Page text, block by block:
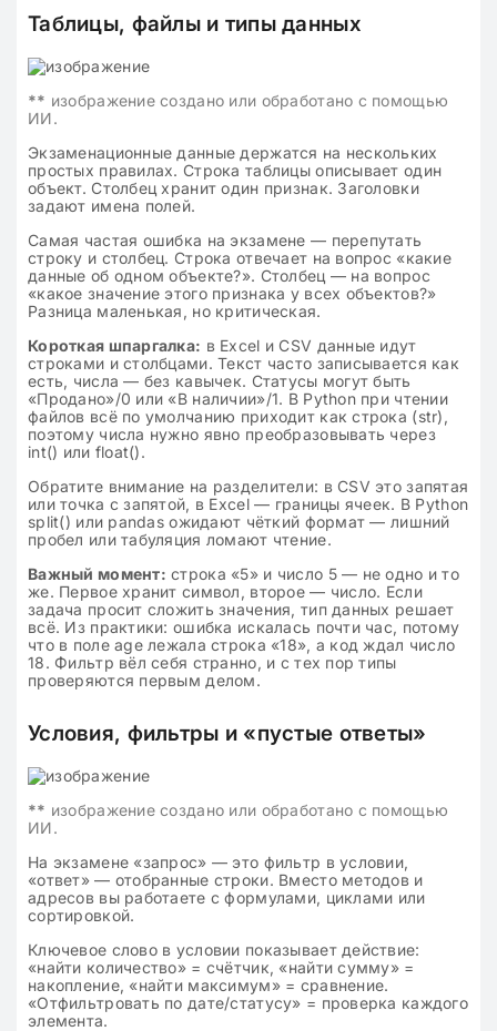
Таблицы, файлы и типы данных
** изображение создано или обработано с помощью
ИИ.
Экзаменационные данные держатся на нескольких
простых правилах. Строка таблицы описывает один
объект. Столбец хранит один признак. Заголовки
задают имена полей.
Самая частая ошибка на экзамене — перепутать
строку и столбец. Строка отвечает на вопрос «какие
данные об одном объекте?». Столбец — на вопрос
«какое значение этого признака у всех объектов?»
Разница маленькая, но критическая.
Короткая шпаргалка: в Excel и CSV данные идут
строками и столбцами. Текст часто записывается как
есть, числа — без кавычек. Статусы могут быть
«Продано»/0 или «В наличии»/1. В Python при чтении
файлов всё по умолчанию приходит как строка (str),
поэтому числа нужно явно преобразовывать через
int() или float().
Обратите внимание на разделители: в CSV это запятая
или точка с запятой, в Excel — границы ячеек. В Python
split() или pandas ожидают чёткий формат — лишний
пробел или табуляция ломают чтение.
Важный момент: строка «5» и число 5 — не одно и то
же. Первое хранит символ, второе — число. Если
задача просит сложить значения, тип данных решает
всё. Из практики: ошибка искалась почти час, потому
что в поле age лежала строка «18», а код ждал число
18. Фильтр вёл себя странно, и с тех пор типы
проверяются первым делом.
Условия, фильтры и «пустые ответы»
** изображение создано или обработано с помощью
ИИ.
На экзамене «запрос» — это фильтр в условии,
«ответ» — отобранные строки. Вместо методов и
адресов вы работаете с формулами, циклами или
сортировкой.
Ключевое слово в условии показывает действие:
«найти количество» = счётчик, «найти сумму» =
накопление, «найти максимум» = сравнение.
«Отфильтровать по дате/статусу» = проверка каждого
элемента.